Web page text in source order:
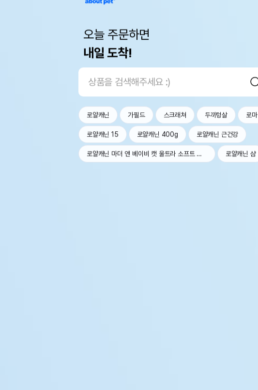
오늘 주문하면
내일 도착!
로얄캐닌 가필드 스크래쳐 두끼텅살 로마
로얄캐닌 15 로얄캐닌 400g 로얄캐닌 근건강
로얄캐닌 마더 앤 베이비 캣 울트라 소프트 무스 트레이 100g 로얄캐닌 샴